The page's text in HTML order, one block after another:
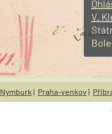
V.
Nymburk | Praha-venkov |